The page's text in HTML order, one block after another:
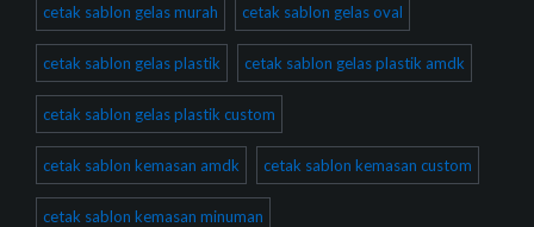
cetak sablon gelas murah cetak sablon gelas oval
cetak sablon gelas plastik cetak sablon gelas plastik amdk
cetak sablon gelas plastik custom
cetak sablon kemasan amdk cetak sablon kemasan custom
cetak sablon kemasan minuman